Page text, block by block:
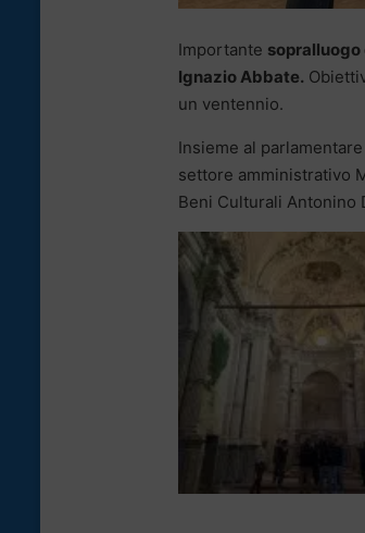
Importante sopralluogo
Ignazio Abbate.
un ventennio.
Insieme al
settore amministrativo
Beni Culturali Antonino